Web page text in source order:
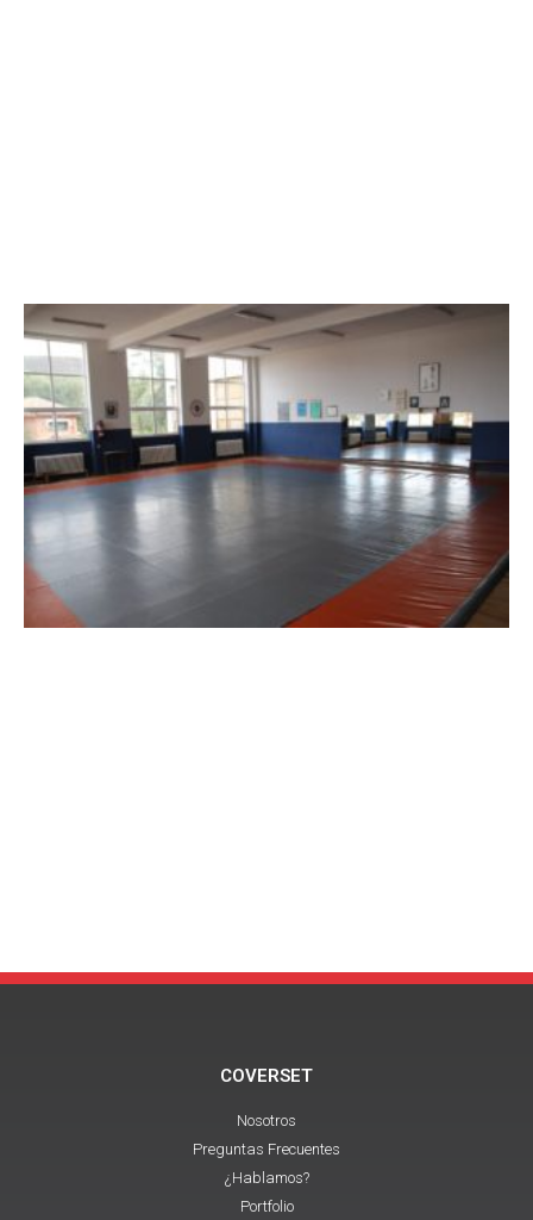
COVERSET
Nosotros
Preguntas Frecuentes
¿Hablamos?
Portfolio